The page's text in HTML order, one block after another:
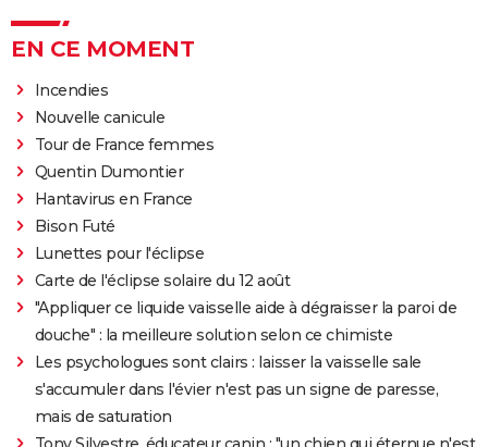
EN CE MOMENT
Incendies
Nouvelle canicule
Tour de France femmes
Quentin Dumontier
Hantavirus en France
Bison Futé
Lunettes pour l'éclipse
Carte de l'éclipse solaire du 12 août
"Appliquer ce liquide vaisselle aide à dégraisser la paroi de
douche" : la meilleure solution selon ce chimiste
Les psychologues sont clairs : laisser la vaisselle sale
s'accumuler dans l'évier n'est pas un signe de paresse,
mais de saturation